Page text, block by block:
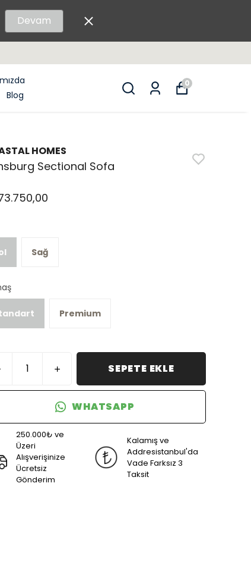
Devam
Blog
0
HOMES
Sectional Sofa
Sağ
Premium
SEPETE EKLE
WHATSAPP
250.000₺ ve
Üzeri
Alışverişinize
Ücretsiz
Gönderim
Kalamış ve
Addresistanbul'da
Vade Farksız 3
Taksit